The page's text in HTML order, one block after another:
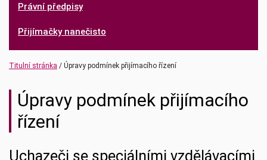
Právní předpisy
Přijímačky nanečisto
Titulní stránka Úpravy podmínek přijímacího řízení
Úpravy podmínek přijímacího
řízení
Uchazeči se speciálními vzdělávacími